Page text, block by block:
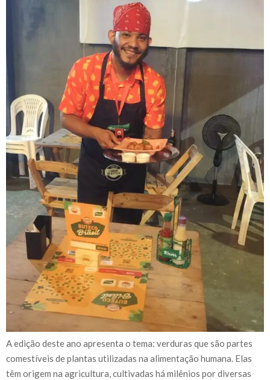
A edição deste ano apresenta o tema: verduras que são partes
comestíveis de plantas utilizadas na alimentação humana. Elas
têm origem na agricultura, cultivadas há milênios por diversas